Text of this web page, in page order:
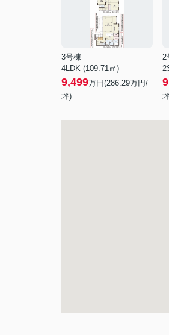
3号棟
4LDK (109.71㎡)
9,499万円(286.29万円/
坪)
2